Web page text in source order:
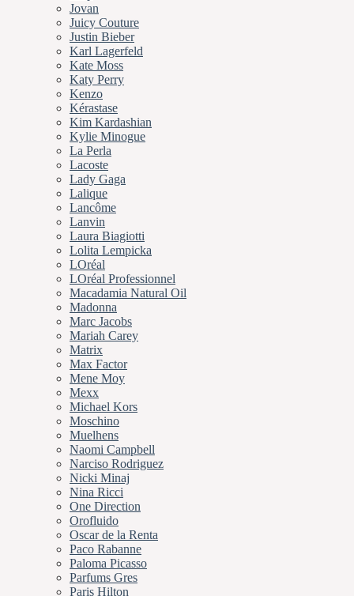
Jovan
Juicy Couture
Justin Bieber
Karl Lagerfeld
Kate Moss
Katy Perry
Kenzo
Kérastase
Kim Kardashian
Kylie Minogue
La Perla
Lacoste
Lady Gaga
Lalique
Lancôme
Lanvin
Laura Biagiotti
Lolita Lempicka
LOréal
LOréal Professionnel
Macadamia Natural Oil
Madonna
Marc Jacobs
Mariah Carey
Matrix
Max Factor
Mene Moy
Mexx
Michael Kors
Moschino
Muelhens
Naomi Campbell
Narciso Rodriguez
Nicki Minaj
Nina Ricci
One Direction
Orofluido
Oscar de la Renta
Paco Rabanne
Paloma Picasso
Parfums Gres
Paris Hilton